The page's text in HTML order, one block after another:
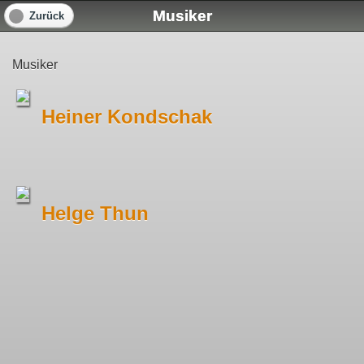
Musiker
Zurück
Musiker
Heiner Kondschak
Helge Thun